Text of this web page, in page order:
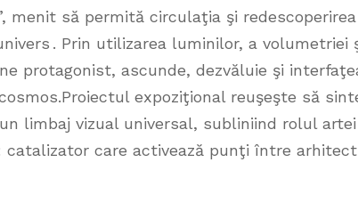
menit să permită circulaţia şi
. Prin utilizarea luminilor, a volumetriei
protagonist, ascunde, dezvăluie şi
expoziţional reuşeşte să
limbaj vizual universal, subliniind rolul
care activează punţi între